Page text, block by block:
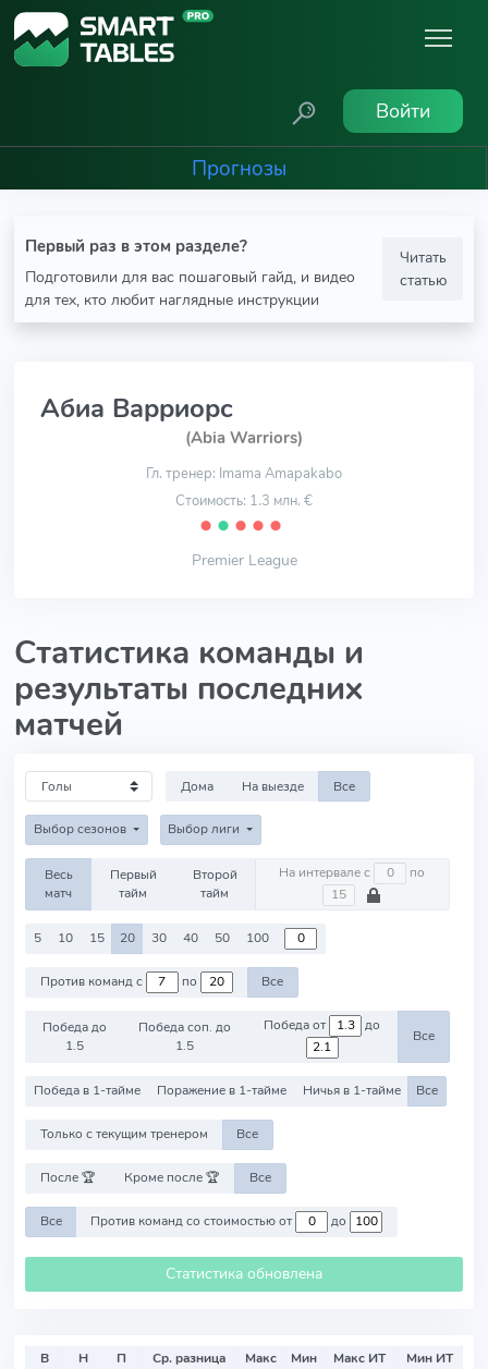
Войти
Прогнозы
Первый раз в этом разделе?
Подготовили для вас пошаговый гайд, и видео
для тех, кто любит наглядные инструкции
Читать
статью
Абиа Варриорс
(Abia Warriors)
Гл. тренер: Imama Amapakabo
Стоимость: 1.3 млн. €
⬤ ⬤ ⬤ ⬤ ⬤
Premier League
Статистика команды и
результаты последних
матчей
Дома На выезде Все
Выбор сезонов Выбор лиги
Весь
матч
Первый
тайм
Второй
тайм
На интервале с по
5 10 15 20 30 40 50 100
Против команд с по Все
Победа до
1.5
Победа соп. до
1.5
Победа от до
Все
Победа в 1-тайме Поражение в 1-тайме Ничья в 1-тайме Все
Только с текущим тренером Все
После 🏆 Кроме после 🏆 Все
Все Против команд со стоимостью от до
Статистика обновлена
В Н П Ср. разница Макс Мин Макс ИТ
Мин ИТ